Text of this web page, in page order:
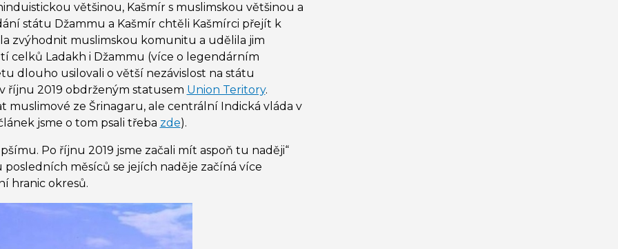
většinou, Kašmír s muslimskou většinou a
státu Džammu a Kašmír chtěli Kašmírci přejít k
zvýhodnit muslimskou komunitu a udělila jim
celků Ladakh i Džammu (více o legendárním
dlouho usilovali o větší nezávislost na státu
říjnu 2019 obdrženým statusem Union Teritory.
ze Šrinagaru, ale centrální Indická vláda v
jsme o tom psali třeba zde).
Po říjnu 2019 jsme začali mít aspoň tu naději“
měsíců se jejích naděje začíná více
hranic okresů.